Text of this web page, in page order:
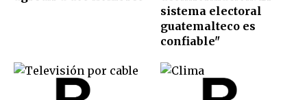
sistema electoral
guatemalteco es
confiable"